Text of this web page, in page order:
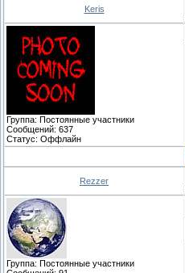
Keris
Группа: Постоянные участники
Сообщений: 637
Статус: Оффлайн
Rezzer
Группа: Постоянные участники